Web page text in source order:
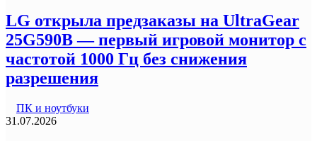
LG открыла предзаказы на UltraGear
25G590B — первый игровой монитор с
частотой 1000 Гц без снижения
разрешения
ПК и ноутбуки
31.07.2026